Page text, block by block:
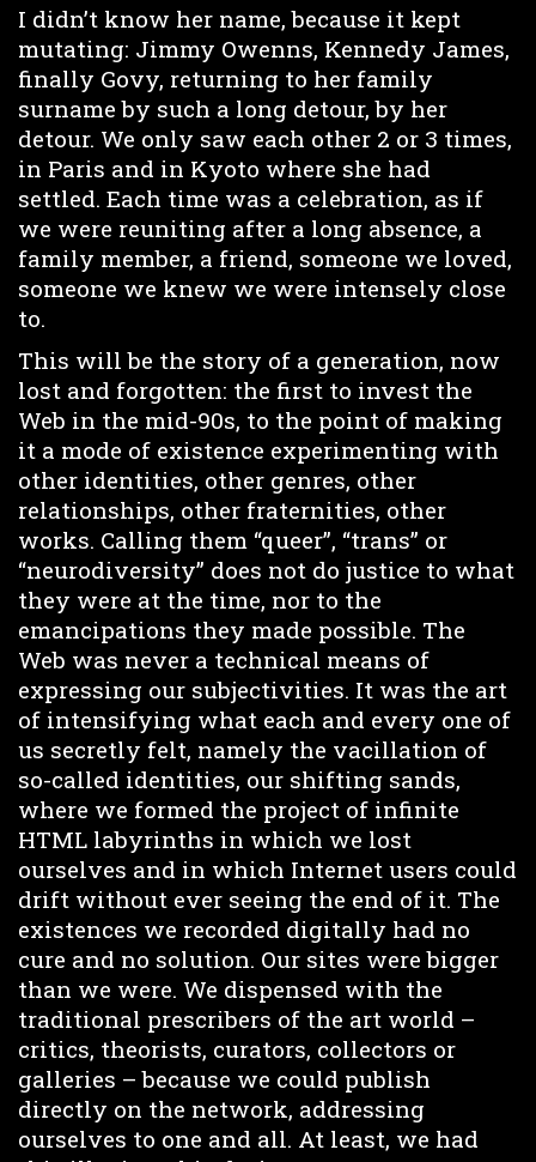
I didn’t know her name, because it kept
mutating: Jimmy Owenns, Kennedy James,
finally Govy, returning to her family
surname by such a long detour, by her
detour. We only saw each other 2 or 3 times,
in Paris and in Kyoto where she had
settled. Each time was a celebration, as if
we were reuniting after a long absence, a
family member, a friend, someone we loved,
someone we knew we were intensely close
to.
This will be the story of a generation, now
lost and forgotten: the first to invest the
Web in the mid-90s, to the point of making
it a mode of existence experimenting with
other identities, other genres, other
relationships, other fraternities, other
works. Calling them “queer”, “trans” or
“neurodiversity” does not do justice to what
they were at the time, nor to the
emancipations they made possible. The
Web was never a technical means of
expressing our subjectivities. It was the art
of intensifying what each and every one of
us secretly felt, namely the vacillation of
so-called identities, our shifting sands,
where we formed the project of infinite
HTML labyrinths in which we lost
ourselves and in which Internet users could
drift without ever seeing the end of it. The
existences we recorded digitally had no
cure and no solution. Our sites were bigger
than we were. We dispensed with the
traditional prescribers of the art world –
critics, theorists, curators, collectors or
galleries – because we could publish
directly on the network, addressing
ourselves to one and all. At least, we had